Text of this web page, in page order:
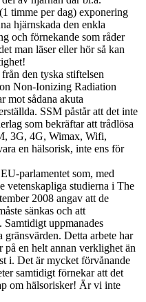
timme per dag) exponering
hjärnskada den enkla
och förnekande som råder
man läser eller hör så kan
den tyska stiftelsen
Non-Ionizing Radiation
mot sådana akuta
SSM påstår att det inte
som bekräftar att trådlösa
, 3G, 4G, Wimax, Wifi,
en hälsorisk, inte ens för
parlamentet som, med
vetenskapliga studierna i The
2008 angav att de
sänkas och att
Samtidigt uppmanades
Detta arbete har
på en helt annan verklighet än
i. Det är mycket förvånande
samtidigt förnekar att det
om hälsorisker! Är vi inte